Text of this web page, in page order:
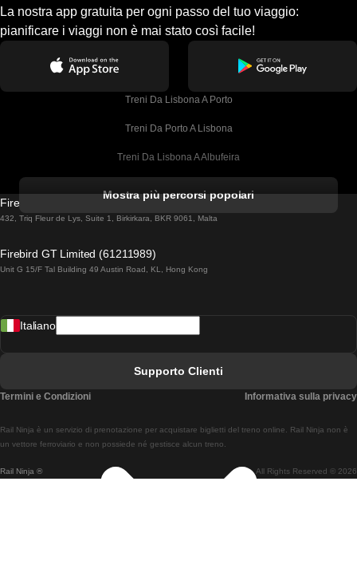
La nostra app gratuita per ogni passo del tuo viaggio:
pianificare i viaggi non è mai stato così facile!
Treni Da Lisbona A Porto
Treni Da Porto A Lisbona
Treni Da Lisbona A Albufeira
Treni Da Lisbona A Lagos
Treni Da Lisbona A Madrid
Treni Da Lisbon A Braga
Treni Da Braga A Lisbona
Mostra più percorsi popolari
Firebird GT Limited (OC 1451)
432, Triq Fleur de Lys, Suite 1, Birkirkara, BKR 9061, Malta
Firebird GT Limited (61211989)
Unit G 15/F Tal Building 49 Austin Road, KL, Hong Kong
Rail Ninja ® All Rights Reserved © 2026
Rail Ninja è un servizio di prenotazione per acquistare biglietti del treno online. Rail Ninja non è
un vettore ferroviario e non possiede né gestisce alcun treno.
Italiano
Supporto Clienti
Termini e Condizioni Informativa sulla privacy